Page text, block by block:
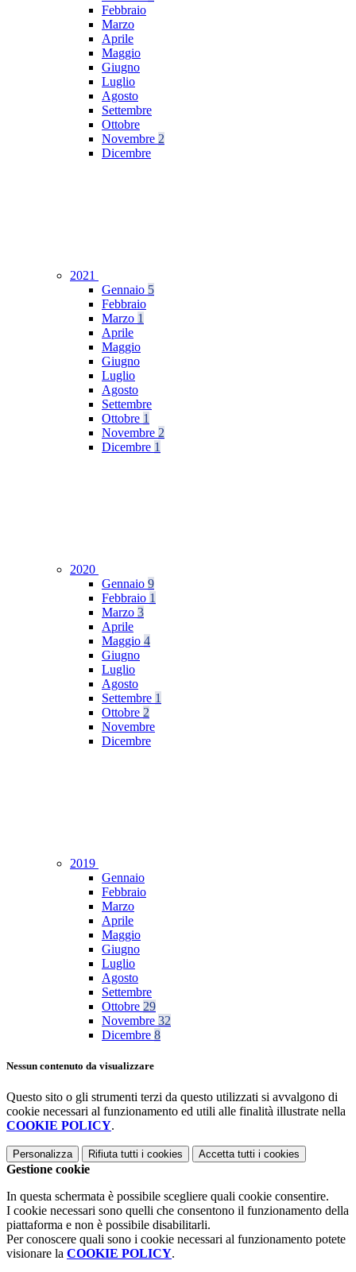
Febbraio
Marzo
Aprile
Maggio
Giugno
Luglio
Agosto
Settembre
Ottobre
Novembre 2
Dicembre
2021
Gennaio 5
Febbraio
Marzo 1
Aprile
Maggio
Giugno
Luglio
Agosto
Settembre
Ottobre 1
Novembre 2
Dicembre 1
2020
Gennaio 9
Febbraio 1
Marzo 3
Aprile
Maggio 4
Giugno
Luglio
Agosto
Settembre 1
Ottobre 2
Novembre
Dicembre
2019
Gennaio
Febbraio
Marzo
Aprile
Maggio
Giugno
Luglio
Agosto
Settembre
Ottobre 29
Novembre 32
Dicembre 8
Nessun contenuto da visualizzare
Questo sito o gli strumenti terzi da questo utilizzati si avvalgono di
cookie necessari al funzionamento ed utili alle finalità illustrate nella
COOKIE POLICY.
Personalizza Rifiuta tutti i cookies Accetta tutti i cookies
Gestione cookie
In questa schermata è possibile scegliere quali cookie consentire.
I cookie necessari sono quelli che consentono il funzionamento della
piattaforma e non è possibile disabilitarli.
Per conoscere quali sono i cookie necessari al funzionamento potete
visionare la COOKIE POLICY.